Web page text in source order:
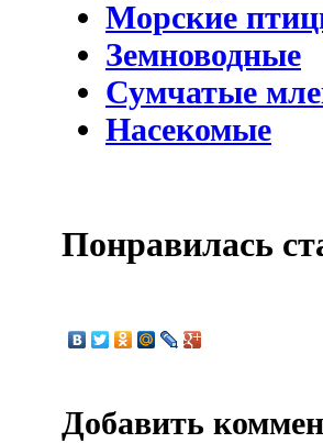
Морские
Земноводные
Сумчатые
Насекомые
Понравилась
Добавить